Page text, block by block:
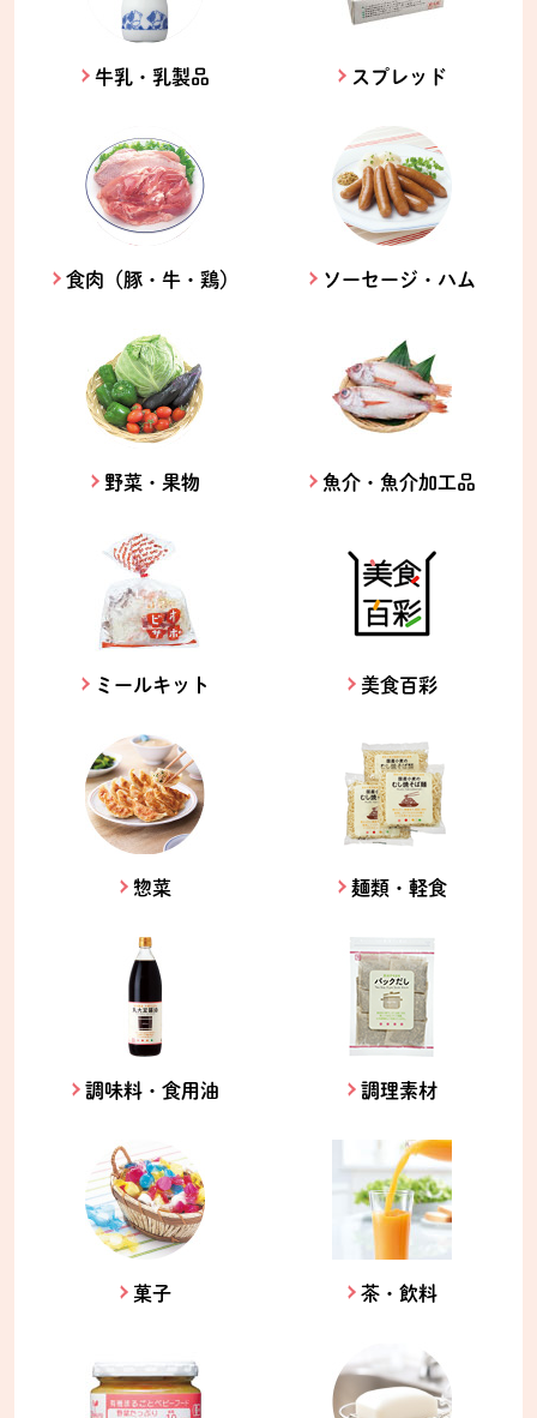
牛乳・乳製品 スプレッド
食肉（豚・牛・鶏） ソーセージ・ハム
野菜・果物 魚介・魚介加工品
ミールキット 美食百彩
惣菜 麺類・軽食
調味料・食用油 調理素材
菓子 茶・飲料